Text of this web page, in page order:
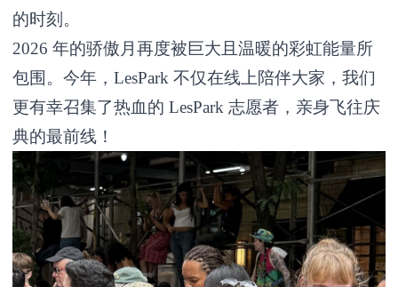
的时刻。
2026 年的骄傲月再度被巨大且温暖的彩虹能量所
包围。今年，LesPark 不仅在线上陪伴大家，我们
更有幸召集了热血的 LesPark 志愿者，亲身飞往庆
典的最前线！